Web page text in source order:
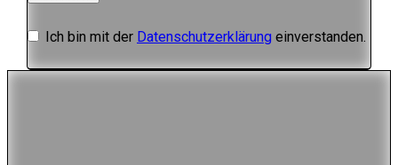
Ich bin mit der Datenschutzerklärung einverstanden.